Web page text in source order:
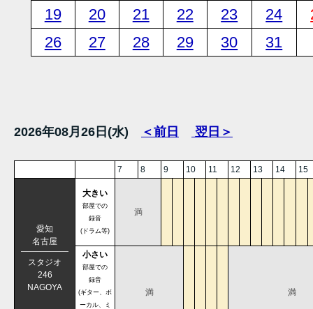
19
20 21 22 23 24
26
27 28 29 30 31
2026年08月26日(水) ＜前日 翌日＞
7 8 9 10 11 12 13 14 15
愛知
名古屋
スタジオ
246
NAGOYA
大きい
部屋での
録音
(ドラム等)
満
小さい
部屋での
録音
(ギター、ボ
ーカル、ミ
満 満